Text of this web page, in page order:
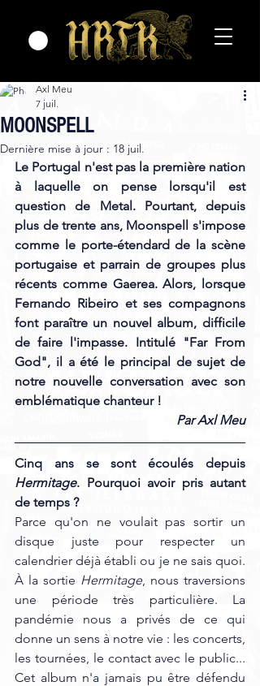
MOONSPELL
Axl Meu
7 juil.
Dernière mise à jour : 18 juil.
Le Portugal n'est pas la première nation
à laquelle on pense lorsqu'il est
question de Metal. Pourtant, depuis
plus de trente ans, Moonspell s'impose
comme le porte-étendard de la scène
portugaise et parrain de groupes plus
récents comme Gaerea. Alors, lorsque
Fernando Ribeiro et ses compagnons
font paraître un nouvel album, difficile
de faire l'impasse. Intitulé "Far From
God", il a été le principal de sujet de
notre nouvelle conversation avec son
emblématique chanteur !
Par Axl Meu
Hermitage. Pourquoi avoir pris autant
de temps ?
Parce qu'on ne voulait pas sortir un
disque juste pour respecter un
calendrier déjà établi ou je ne sais quoi.
À la sortie Hermitage, nous traversions
une période très particulière. La
pandémie nous a privés de ce qui
donne un sens à notre vie : les concerts,
les tournées, le contact avec le public...
Cet album n'a jamais pu être défendu